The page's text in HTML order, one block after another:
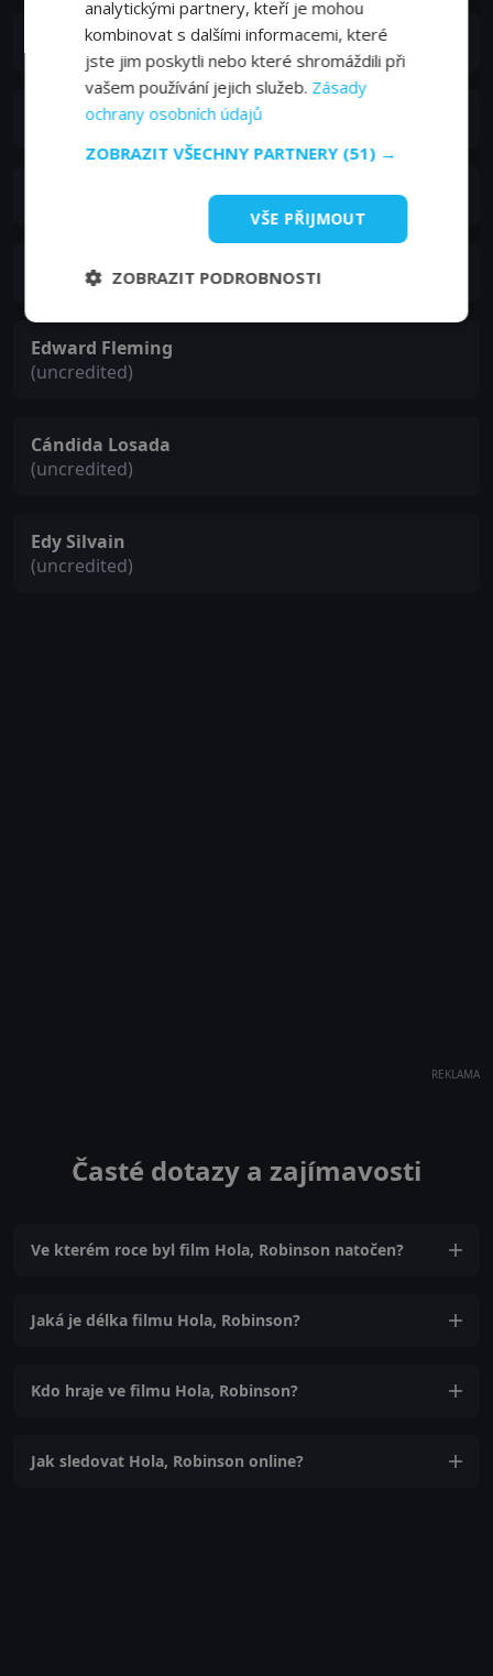
Patrick MacGrady
Carlos Casaravilla
Alfredo Mayo
Edward Fleming
(uncredited)
Cándida Losada
(uncredited)
Edy Silvain
(uncredited)
REKLAMA
Časté dotazy a zajímavosti
Ve kterém roce byl film Hola, Robinson natočen?
Jaká je délka filmu Hola, Robinson?
Kdo hraje ve filmu Hola, Robinson?
Jak sledovat Hola, Robinson online?
analytickými partnery, kteří je mohou
kombinovat s dalšími informacemi, které
jste jim poskytli nebo které shromáždili při
vašem používání jejich služeb. Zásady
ochrany osobních údajů
ZOBRAZIT VŠECHNY PARTNERY (51) →
VŠE PŘIJMOUT
ZOBRAZIT PODROBNOSTI